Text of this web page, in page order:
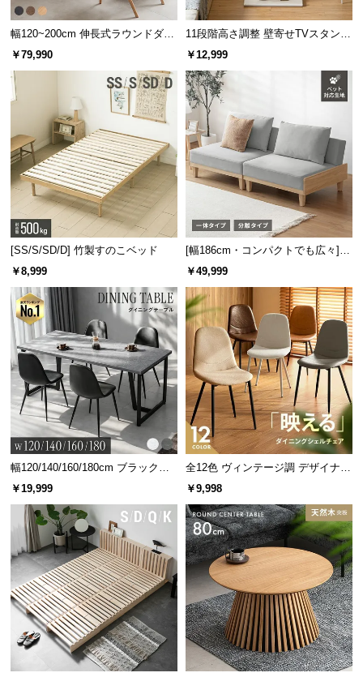
幅120~200cm 伸長式ラウンドダイ
ニングテーブル 6人掛け 天然木突
￥79,990
11段階高さ調整 壁寄せTVスタンド
キャスター付き 上下左右角度調節
￥12,999
[SS/S/SD/D] 竹製すのこベッド
￥8,999
[幅186cm・コンパクトでも広々] 3
人掛けソファベッド リクライニン
￥49,999
幅120/140/160/180cm ブラックフ
レーム ダイニング 大理石調 4人掛
￥19,999
全12色 ヴィンテージ調 デザイナー
ズシェルチェア
￥9,998